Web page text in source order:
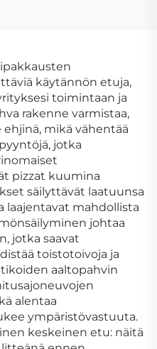
käytännön etuja,
toimintaan ja
rakenne varmistaa,
mikä vähentää
jotka
pizzat kuumina
säilyttävät laatuunsa
laajentavat mahdollista
johtaa
jotka saavat
toistotoivoja ja
aaltopahvin
alentaa
ympäristövastuuta.
keskeinen etu: näitä